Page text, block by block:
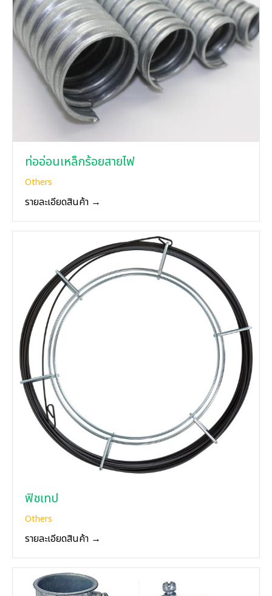
ท่ออ่อนเหล็กร้อยสายไฟ
Others
รายละเอียดสินค้า →
ฟิชเทป
Others
รายละเอียดสินค้า →